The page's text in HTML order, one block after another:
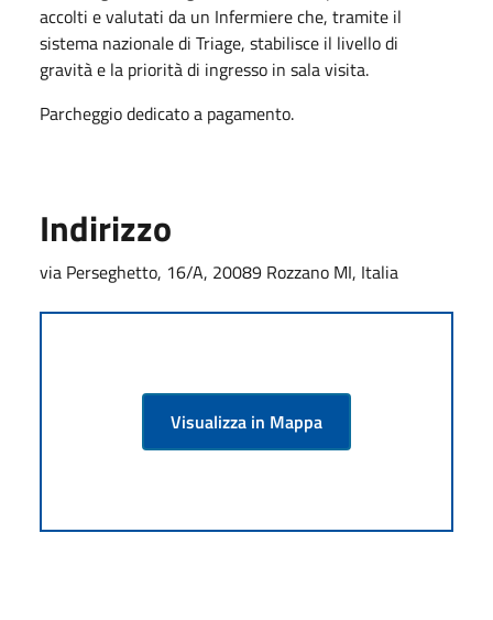
accolti e valutati da un Infermiere che, tramite il
sistema nazionale di Triage, stabilisce il livello di
gravità e la priorità di ingresso in sala visita.
Parcheggio dedicato a pagamento.
Indirizzo
via Perseghetto, 16/A, 20089 Rozzano MI, Italia
Visualizza in Mappa